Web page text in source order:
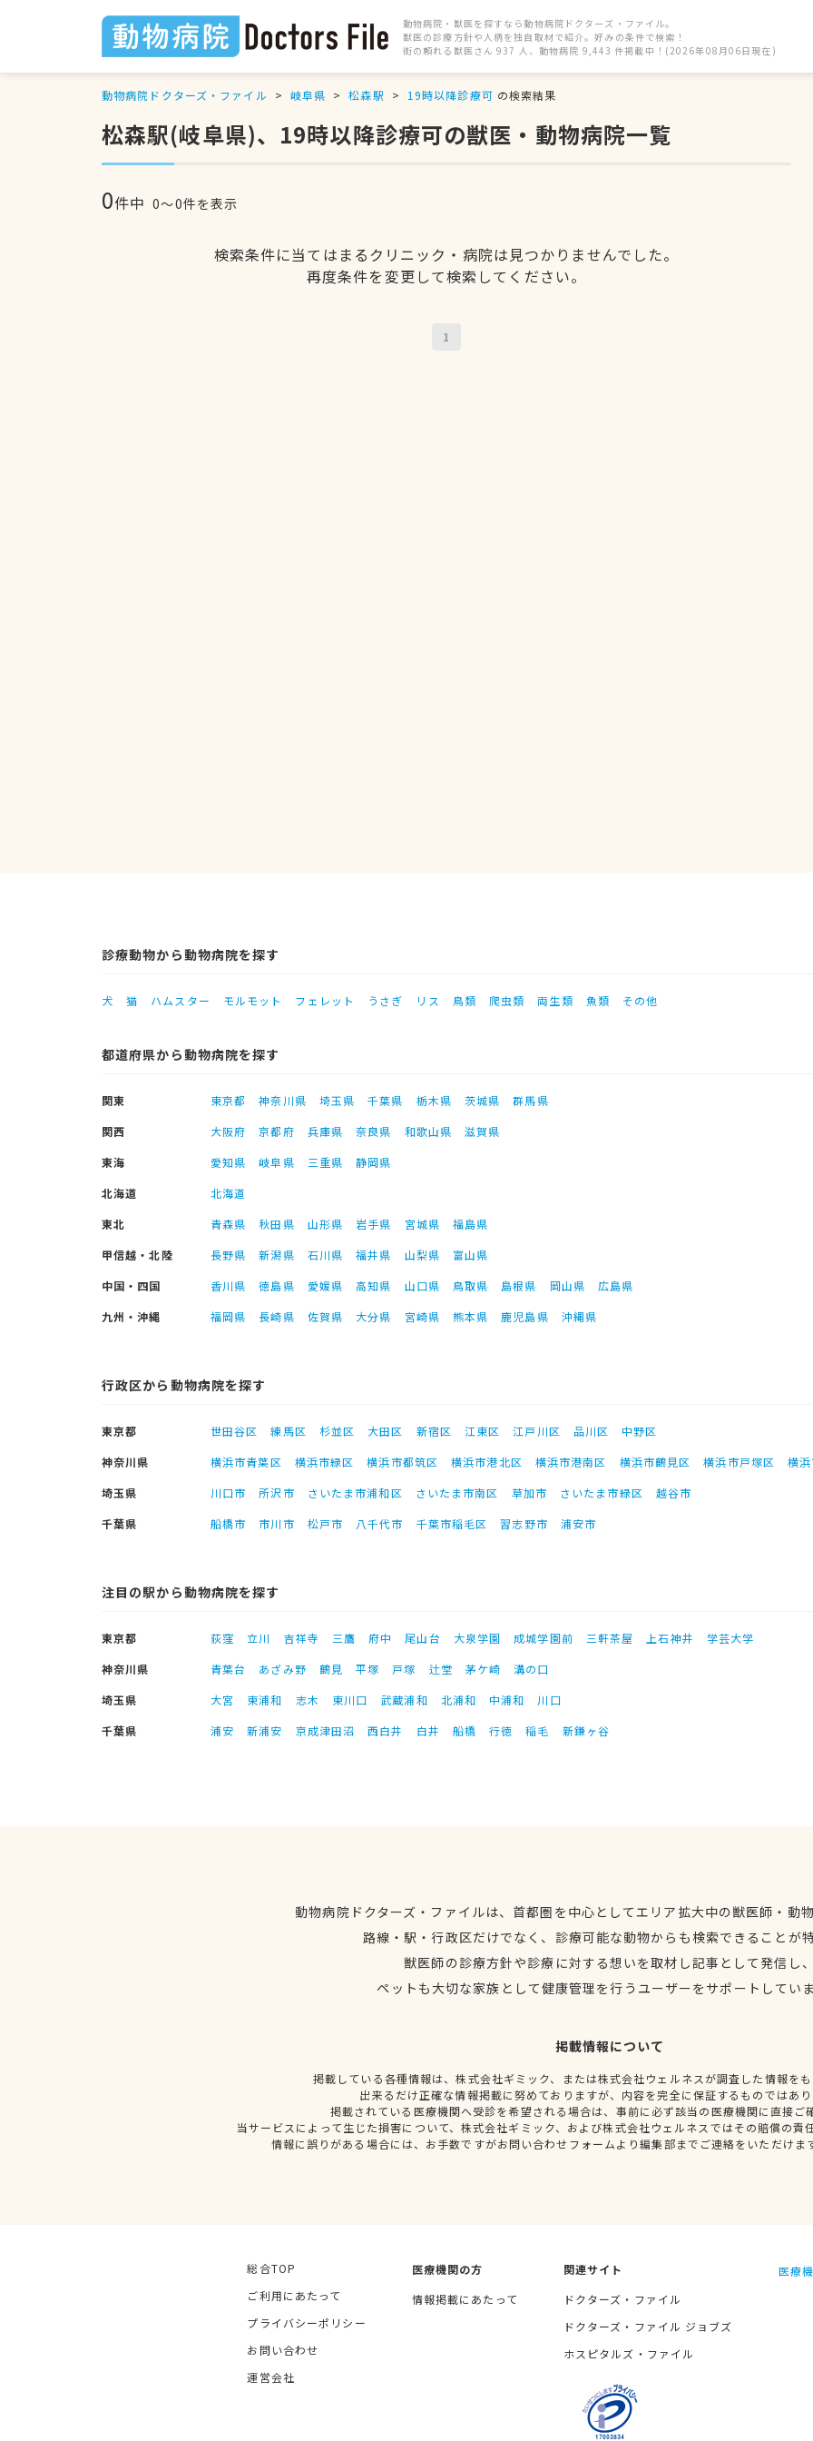
動物病院・獣医を探すなら動物病院ドクターズ・ファイル。
獣医の診療方針や人柄を独自取材で紹介。好みの条件で検索！
街の頼れる獣医さん 937 人、動物病院 9,443 件掲載中！(2026年08月06日現在)
動物病院ドクターズ・ファイル 岐阜県 松森駅 19時以降診療可 の検索結果
松森駅(岐阜県)、19時以降診療可の獣医・動物病院一覧
0件中 0〜0件を表示
検索条件に当てはまるクリニック・病院は見つかりませんでした。
再度条件を変更して検索してください。
1
診療動物から動物病院を探す
犬 猫 ハムスター モルモット フェレット うさぎ リス 鳥類 爬虫類 両生類 魚類 その他
都道府県から動物病院を探す
関東 東京都 神奈川県 埼玉県 千葉県 栃木県 茨城県
群馬県
関西
大阪府 京都府 兵庫県 奈良県 和歌山県
滋賀県
東海
愛知県 岐阜県 三重県
静岡県
北海道
北海道
東北
青森県 秋田県 山形県 岩手県 宮城県
福島県
甲信越・北陸
長野県 新潟県 石川県 福井県 山梨県
富山県
中国・四国
香川県 徳島県 愛媛県 高知県 山口県 鳥取県 島根県 岡山県
広島県
九州・沖縄
福岡県 長崎県 佐賀県 大分県 宮崎県 熊本県 鹿児島県 沖縄県
行政区から動物病院を探す
東京都 世田谷区 練馬区 杉並区 大田区 新宿区 江東区 江戸川区 品川区
中野区
神奈川県
横浜市青葉区 横浜市緑区 横浜市都筑区 横浜市港北区 横浜市港南区 横浜市鶴見区 横浜市戸塚区
横
埼玉県
川口市 所沢市 さいたま市浦和区 さいたま市南区 草加市 さいたま市緑区
越谷市
千葉県
船橋市 市川市 松戸市 八千代市 千葉市稲毛区 習志野市 浦安市
注目の駅から動物病院を探す
東京都 荻窪 立川 吉祥寺 三鷹 府中 尾山台 大泉学園 成城学園前 三軒茶屋 上石神井
学芸大学
神奈川県
青葉台 あざみ野 鶴見 平塚 戸塚 辻堂 茅ケ崎
溝の口
埼玉県
大宮 東浦和 志木 東川口 武蔵浦和 北浦和 中浦和
川口
千葉県
浦安 新浦安 京成津田沼 西白井 白井 船橋 行徳 稲毛 新鎌ヶ谷
動物病院ドクターズ・ファイルは、首都圏を中心としてエリア拡大中の獣医師・動
路線・駅・行政区だけでなく、診療可能な動物からも検索できることが
獣医師の診療方針や診療に対する想いを取材し記事として発信し
ペットも大切な家族として健康管理を行うユーザーをサポートしてい
掲載情報について
掲載している各種情報は、株式会社ギミック、または株式会社ウェルネスが調査した情報を
出来るだけ正確な情報掲載に努めておりますが、内容を完全に保証するものではあ
掲載されている医療機関へ受診を希望される場合は、事前に必ず該当の医療機関に直接ご
当サービスによって生じた損害について、株式会社ギミック、および株式会社ウェルネスではその賠償の責
情報に誤りがある場合には、お手数ですがお問い合わせフォームより編集部までご連絡をいただけま
総合TOP
ご利用にあたって
プライバシーポリシー
お問い合わせ
運営会社
医療機関の方
情報掲載にあたって
関連サイト
ドクターズ・ファイル
ドクターズ・ファイル ジョブズ
ホスピタルズ・ファイル
医療